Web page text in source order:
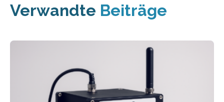
Verwandte Beiträge